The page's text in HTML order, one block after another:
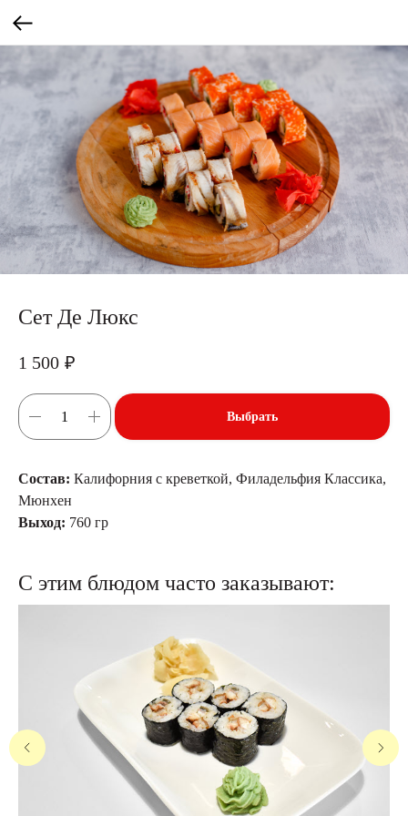
Сет Де Люкс
1 500 ₽
Выбрать
Состав: Калифорния с креветкой, Филадельфия Классика,
Мюнхен
Выход: 760 гр
С этим блюдом часто заказывают: